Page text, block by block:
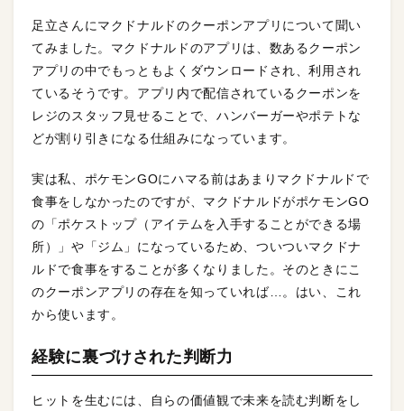
足立さんにマクドナルドのクーポンアプリについて聞い
てみました。マクドナルドのアプリは、数あるクーポン
アプリの中でもっともよくダウンロードされ、利用され
ているそうです。アプリ内で配信されているクーポンを
レジのスタッフ見せることで、ハンバーガーやポテトな
どが割り引きになる仕組みになっています。
実は私、ポケモンGOにハマる前はあまりマクドナルドで
食事をしなかったのですが、マクドナルドがポケモンGO
の「ポケストップ（アイテムを入手することができる場
所）」や「ジム」になっているため、ついついマクドナ
ルドで食事をすることが多くなりました。そのときにこ
のクーポンアプリの存在を知っていれば…。はい、これ
から使います。
経験に裏づけされた判断力
ヒットを生むには、自らの価値観で未来を読む判断をし